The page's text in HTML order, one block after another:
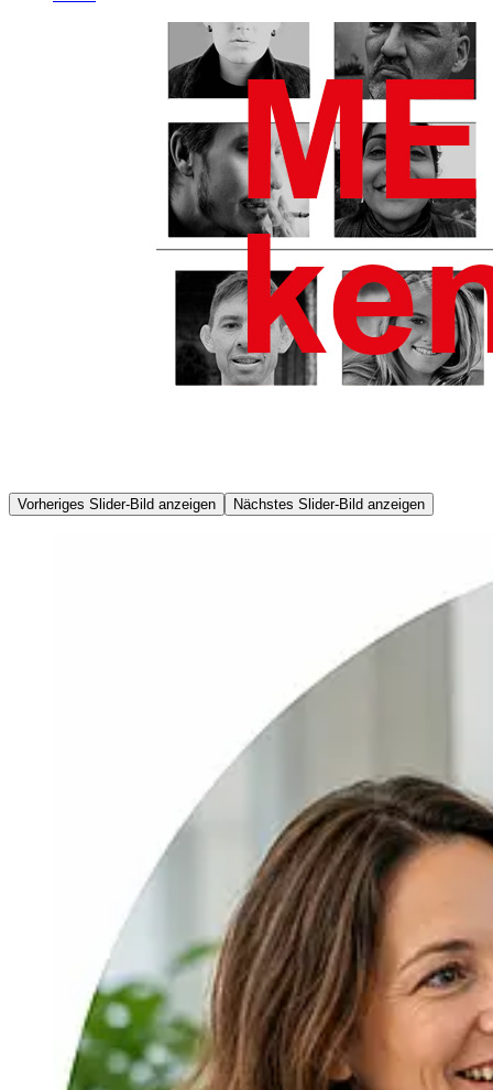
Vorheriges Slider-Bild anzeigen Nächstes Slider-Bild anzeigen